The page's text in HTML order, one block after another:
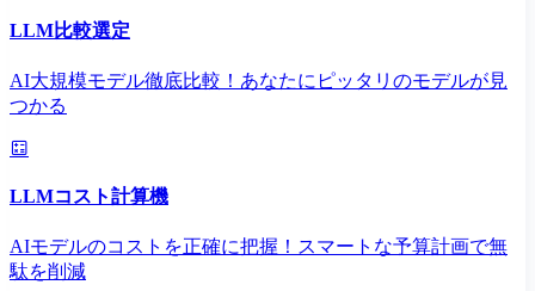
LLM比較選定
AI大規模モデル徹底比較！あなたにピッタリのモデルが見
つかる
LLMコスト計算機
AIモデルのコストを正確に把握！スマートな予算計画で無
駄を削減